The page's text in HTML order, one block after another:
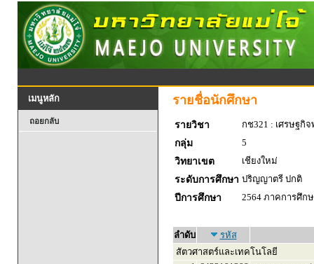
เมนูหลัก
ถอยกลับ
รายชื่อนักศึกษา
รายวิชา
กช321 : เศรษฐกิ
กลุ่ม
5
วิทยาเขต
เชียงใหม่
ระดับการศึกษา ปริญญาตรี ปกติ
ปีการศึกษา
2564 ภาคการศึก
ลำดับ
รหัส
สัตวศาสตร์และเทคโนโลยี